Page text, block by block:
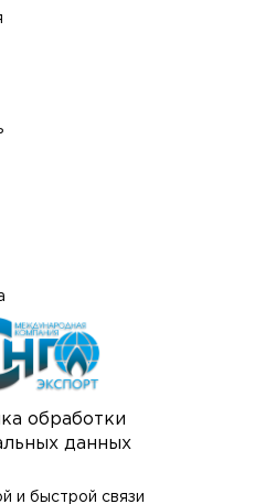
обработки
данных
и быстрой связи